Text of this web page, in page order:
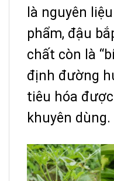
là nguyên
phẩm, đậu
chất còn là
định đường
tiêu hóa
khuyên dùng.